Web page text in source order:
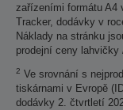
zařízeními formátu A4
Tracker, dodávky v
Náklady na stránku
prodejní ceny
2 Ve srovnání s
tiskárnami v Evropě
dodávky 2. čtvrtletí